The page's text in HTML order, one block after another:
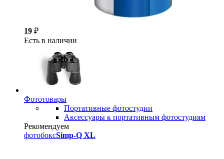
19 ₽
Есть в наличии
Фототовары
Портативные фотостудии
Аксессуары к портативным фотостудиям
Рекомендуем
фотобоксSimp-Q XL